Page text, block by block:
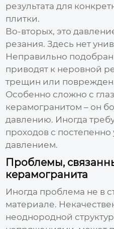
результата для
плитки.
Во-вторых, это
резания. Здесь нет
Неправильно
приводят к неровной
трещин или
Особенно сложно с
керамогранитом – он
давлению. Иногда
проходов с
давлением.
Проблемы,
керамогранита
Иногда проблема не в
материале.
неоднородной